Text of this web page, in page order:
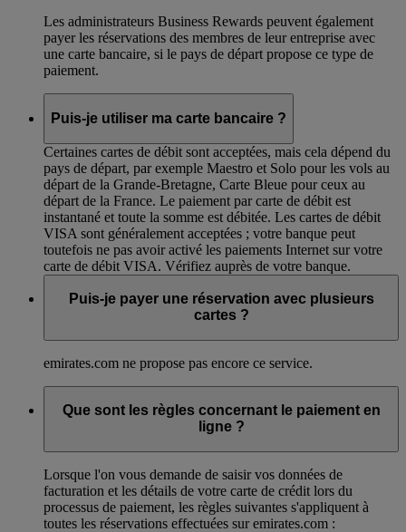
Les administrateurs Business Rewards peuvent également
payer les réservations des membres de leur entreprise avec
une carte bancaire, si le pays de départ propose ce type de
paiement.
Puis-je utiliser ma carte bancaire ?
Certaines cartes de débit sont acceptées, mais cela dépend du
pays de départ, par exemple Maestro et Solo pour les vols au
départ de la Grande-Bretagne, Carte Bleue pour ceux au
départ de la France. Le paiement par carte de débit est
instantané et toute la somme est débitée. Les cartes de débit
VISA sont généralement acceptées ; votre banque peut
toutefois ne pas avoir activé les paiements Internet sur votre
carte de débit VISA. Vérifiez auprès de votre banque.
Puis-je payer une réservation avec plusieurs
cartes ?
emirates.com ne propose pas encore ce service.
Que sont les règles concernant le paiement en
ligne ?
Lorsque l'on vous demande de saisir vos données de
facturation et les détails de votre carte de crédit lors du
processus de paiement, les règles suivantes s'appliquent à
toutes les réservations effectuées sur emirates.com :